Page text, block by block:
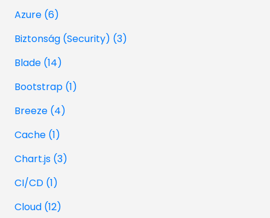
Azure (6)
Biztonság (Security) (3)
Blade (14)
Bootstrap (1)
Breeze (4)
Cache (1)
Chart.js (3)
CI/CD (1)
Cloud (12)